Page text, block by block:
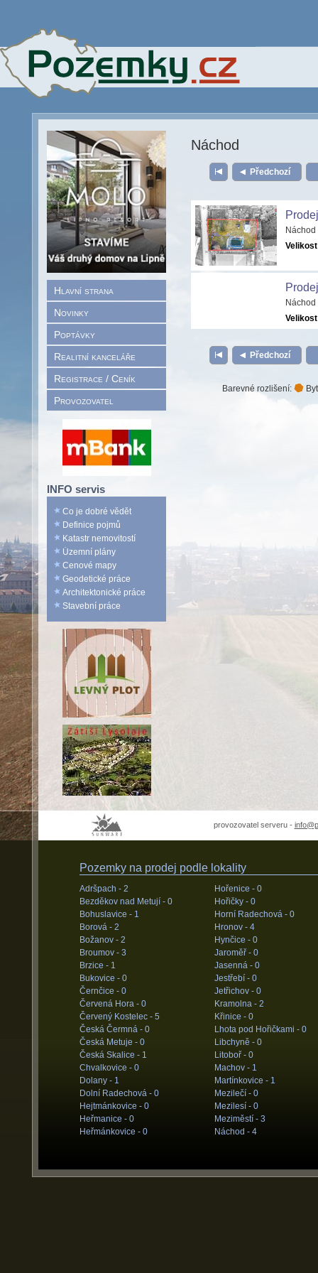
Hlavní strana
Novinky
Poptávky
Realitní kanceláře
Registrace / Ceník
Provozovatel
INFO servis
Co je dobré vědět
Definice pojmů
Katastr nemovitostí
Územní plány
Cenové mapy
Geodetické práce
Architektonické práce
Stavební práce
Náchod
Předchozí
Předchozí
Barevné rozlišení:
provozovatel serveru -
Pozemky na prodej podle lokality
Adršpach - 2
Bezděkov nad Metují - 0
Bohuslavice - 1
Borová - 2
Božanov - 2
Broumov - 3
Brzice - 1
Bukovice - 0
Černčice - 0
Červená Hora - 0
Červený Kostelec - 5
Česká Čermná - 0
Česká Metuje - 0
Česká Skalice - 1
Chvalkovice - 0
Dolany - 1
Dolní Radechová - 0
Hejtmánkovice - 0
Heřmanice - 0
Heřmánkovice - 0
Hořenice - 0
Hořičky - 0
Horní Radechová - 0
Hronov - 4
Hynčice - 0
Jaroměř - 0
Jasenná - 0
Jestřebí - 0
Jetřichov - 0
Kramolna - 2
Křinice - 0
Lhota pod Hořičkami - 0
Libchyně - 0
Litoboř - 0
Machov - 1
Martínkovice - 1
Mezilečí - 0
Mezilesí - 0
Meziměstí - 3
Náchod - 4